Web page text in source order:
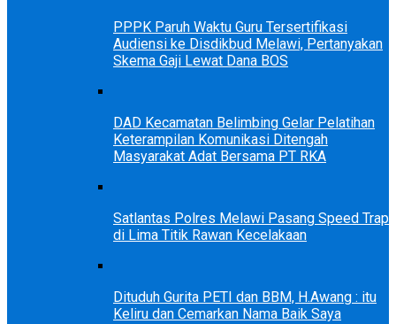
PPPK Paruh Waktu Guru Tersertifikasi
Audiensi ke Disdikbud Melawi, Pertanyakan
Skema Gaji Lewat Dana BOS
DAD Kecamatan Belimbing Gelar Pelatihan
Keterampilan Komunikasi Ditengah
Masyarakat Adat Bersama PT RKA
Satlantas Polres Melawi Pasang Speed Trap
di Lima Titik Rawan Kecelakaan
Dituduh Gurita PETI dan BBM, H.Awang : itu
Keliru dan Cemarkan Nama Baik Saya